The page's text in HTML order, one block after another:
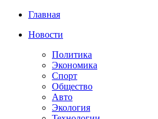
Главная
Новости
Политика
Экономика
Спорт
Общество
Авто
Экология